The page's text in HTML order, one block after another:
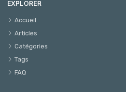
EXPLORER
Accueil
Articles
Catégories
Tags
FAQ